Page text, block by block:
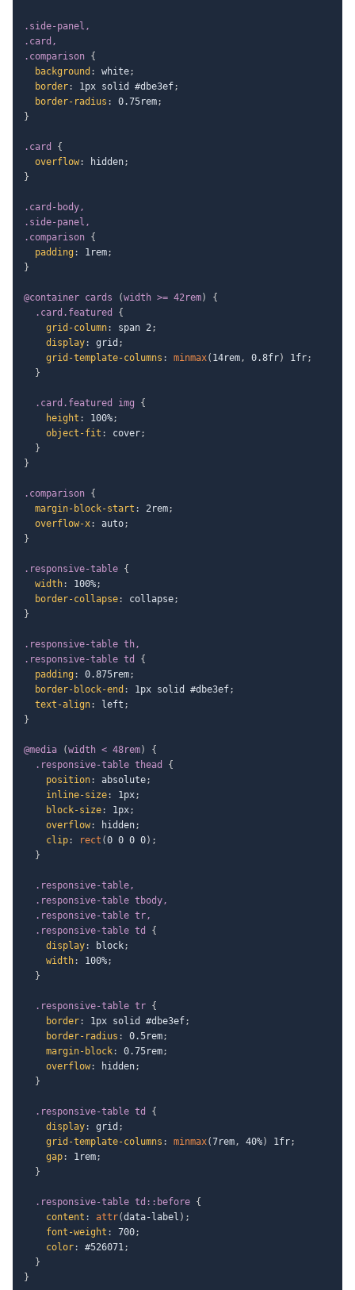
.side-panel,
.card,
.comparison {
background : white;
border: 1px solid #dbe3ef;
border-radius : 0.75rem;
}
.card
{
overflow: hidden;
}
.card-body,
.side-panel,
.comparison {
padding: 1rem;
}
@container cards (width >= 42rem)
{
.card.featured
{
grid-column: span 2;
display: grid ;
grid-template-columns : minmax( 14rem, 0.8fr) 1fr;
}
.card.featured img
{
height : 100%;
object-fit : cover;
}
}
.comparison {
margin-block-start : 2rem;
overflow-x: auto;
}
.responsive-table {
width: 100%;
border-collapse: collapse;
}
.responsive-table th,
.responsive-table td
{
padding: 0.875rem;
border-block-end : 1px solid #dbe3ef;
text-align: left ;
}
@media (width < 48rem)
{
.responsive-table thead
{
position: absolute;
inline-size: 1px;
block-size: 1px;
overflow: hidden;
clip: rect (0 0 0 0) ;
}
.responsive-table,
  .responsive-table tbody,
  .responsive-table tr,
  .responsive-table td
{
display: block;
width: 100%;
}
.responsive-table tr {
border: 1px solid #dbe3ef;
border-radius : 0.5rem;
margin-block: 0.75rem;
overflow: hidden;
}
.responsive-table td
{
display: grid ;
grid-template-columns : minmax(7rem, 40%) 1fr;
gap: 1rem;
}
.responsive-table td::before {
content : attr(data-label ) ;
font-weight : 700;
color: #526071;
}
}